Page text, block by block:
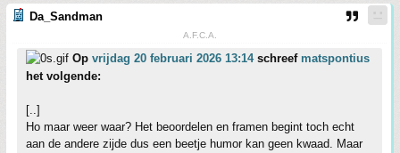
Da_Sandman
A.F.C.A.
Op vrijdag 20 februari 2026 13:14schreef matspontius
het volgende:
[..]
Ho maar weer waar? Het beoordelen en framen begint toch echt
aan de andere zijde dus een beetje humor kan geen kwaad. Maar